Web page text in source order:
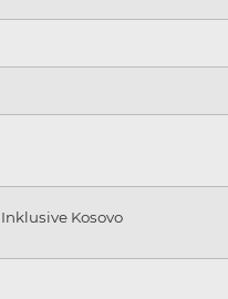
Inklusive Kosovo